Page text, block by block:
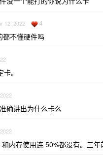
12, 2022 4
都不懂硬件吗
。
确讲出为什么卡么
内存使用连 50%都没有。三年